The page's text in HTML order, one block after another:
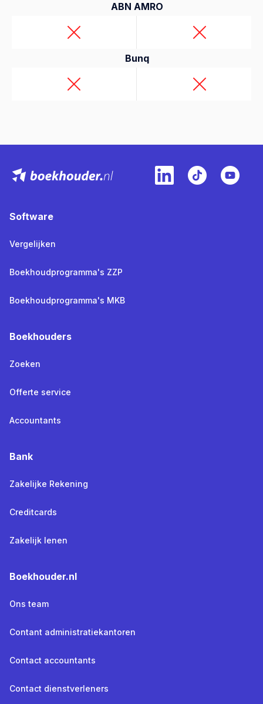
ABN AMRO
Bunq
Software
Vergelijken
Boekhoudprogramma's ZZP
Boekhoudprogramma's MKB
Boekhouders
Zoeken
Offerte service
Accountants
Bank
Zakelijke Rekening
Creditcards
Zakelijk lenen
Boekhouder.nl
Ons team
Contant administratiekantoren
Contact accountants
Contact dienstverleners